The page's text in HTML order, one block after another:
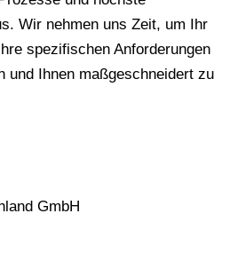
Wir nehmen uns Zeit, um Ihr
spezifischen Anforderungen
und Ihnen maßgeschneidert zu
GmbH